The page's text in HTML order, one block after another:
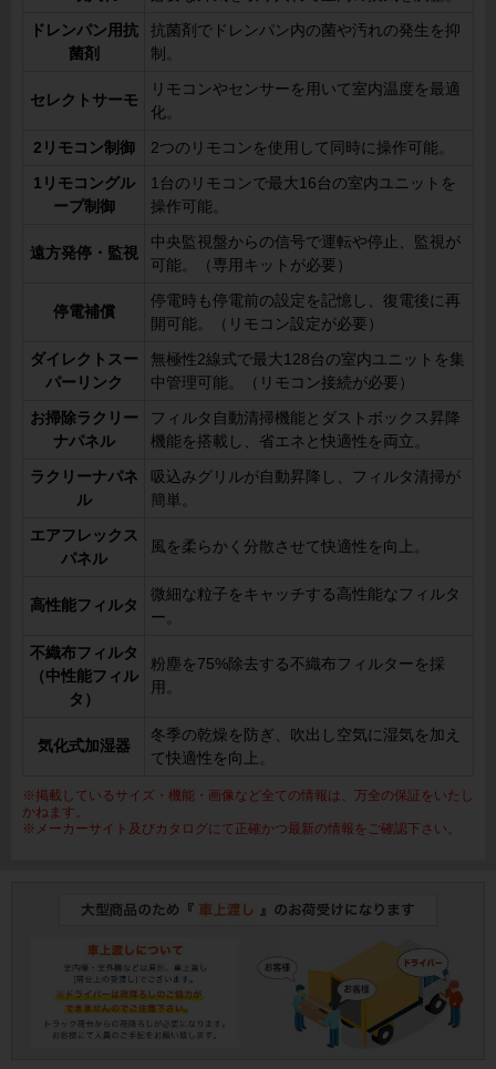
ドレンパン用抗
菌剤
抗菌剤でドレンパン内の菌や汚れの発生を抑
制。
セレクトサーモ
リモコンやセンサーを用いて室内温度を最適
化。
2リモコン制御 2つのリモコンを使用して同時に操作可能。
1リモコングル
ープ制御
1台のリモコンで最大16台の室内ユニットを
操作可能。
遠方発停・監視
中央監視盤からの信号で運転や停止、監視が
可能。（専用キットが必要）
停電補償
停電時も停電前の設定を記憶し、復電後に再
開可能。（リモコン設定が必要）
ダイレクトスー
パーリンク
無極性2線式で最大128台の室内ユニットを集
中管理可能。（リモコン接続が必要）
お掃除ラクリー
ナパネル
フィルタ自動清掃機能とダストボックス昇降
機能を搭載し、省エネと快適性を両立。
ラクリーナパネ
ル
吸込みグリルが自動昇降し、フィルタ清掃が
簡単。
エアフレックス
パネル
風を柔らかく分散させて快適性を向上。
高性能フィルタ
微細な粒子をキャッチする高性能なフィルタ
ー。
不織布フィルタ
（中性能フィル
タ）
粉塵を75%除去する不織布フィルターを採
用。
気化式加湿器
冬季の乾燥を防ぎ、吹出し空気に湿気を加え
て快適性を向上。
※掲載しているサイズ・機能・画像など全ての情報は、万全の保証をいたし
かねます。
※メーカーサイト及びカタログにて正確かつ最新の情報をご確認下さい。